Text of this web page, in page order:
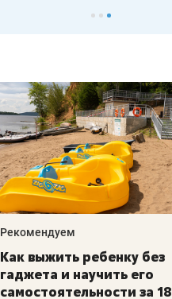
Рекомендуем
Как выжить ребенку без
гаджета и научить его
самостоятельности за 18